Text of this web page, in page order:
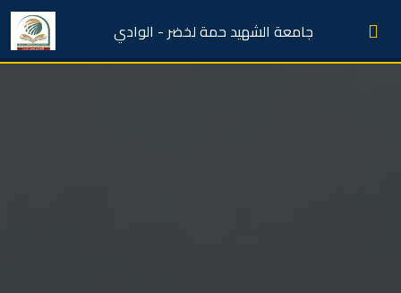
جامعة الشهيد حمة لخضر - الوادي